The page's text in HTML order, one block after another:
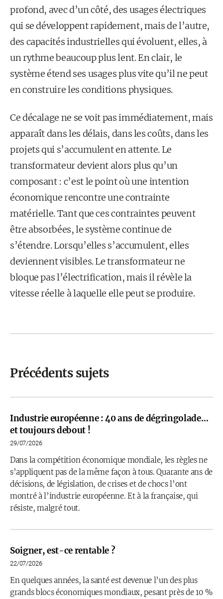
profond, avec d’un côté, des usages électriques
qui se développent rapidement, mais de l’autre,
des capacités industrielles qui évoluent, elles, à
un rythme beaucoup plus lent. En clair, le
système étend ses usages plus vite qu’il ne peut
en construire les conditions physiques.
Ce décalage ne se voit pas immédiatement, mais
apparaît dans les délais, dans les coûts, dans les
projets qui s’accumulent en attente. Le
transformateur devient alors plus qu’un
composant : c’est le point où une intention
économique rencontre une contrainte
matérielle. Tant que ces contraintes peuvent
être absorbées, le système continue de
s’étendre. Lorsqu’elles s’accumulent, elles
deviennent visibles. Le transformateur ne
bloque pas l’électrification, mais il révèle la
vitesse réelle à laquelle elle peut se produire.
Précédents sujets
Industrie européenne : 40 ans de dégringolade…
et toujours debout !
29/07/2026
Dans la compétition économique mondiale, les règles ne
s’appliquent pas de la même façon à tous. Quarante ans de
décisions, de législation, de crises et de chocs l’ont
montré à l’industrie européenne. Et à la française, qui
résiste, malgré tout.
Soigner, est-ce rentable ?
22/07/2026
En quelques années, la santé est devenue l’un des plus
grands blocs économiques mondiaux, pesant près de 10 %